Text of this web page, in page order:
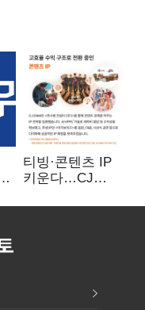
티빙·콘텐츠 IP
키운다…CJ
글로벌 확장 가속